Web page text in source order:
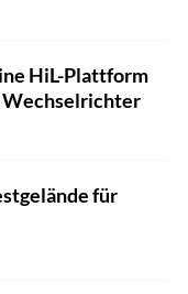
HiL-Plattform
für